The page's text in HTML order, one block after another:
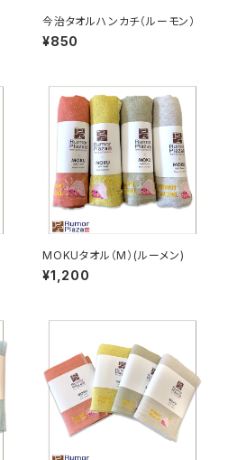
今治タオルハンカチ（ルーモン）
¥850
MOKUタオル（M）(ルーメン)
¥1,200